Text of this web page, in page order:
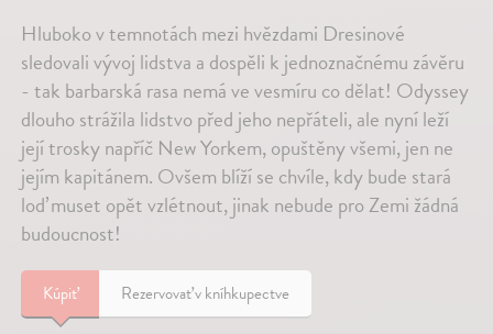
Hluboko v temnotách mezi hvězdami Dresinové
sledovali vývoj lidstva a dospěli k jednoznačnému závěru
- tak barbarská rasa nemá ve vesmíru co dělat! Odyssey
dlouho strážila lidstvo před jeho nepřáteli, ale nyní leží
její trosky napříč New Yorkem, opuštěny všemi, jen ne
jejím kapitánem. Ovšem blíží se chvíle, kdy bude stará
loď muset opět vzlétnout, jinak nebude pro Zemi žádná
budoucnost!
Kúpiť Rezervovať v kníhkupectve